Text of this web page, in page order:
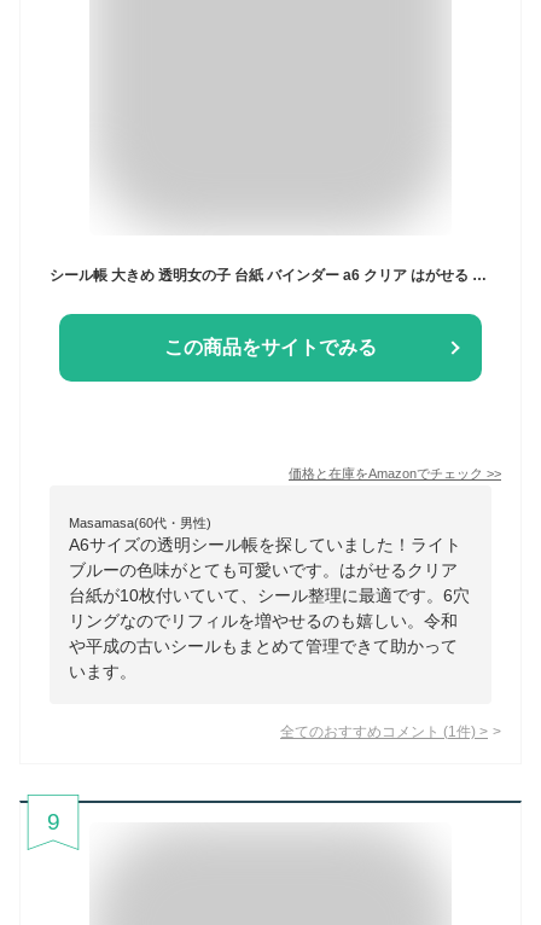
シール帳 大きめ 透明女の子 台紙 バインダー a6 クリア はがせる シール台紙 大きめ シール手帳 令和 平成 シール帳バインダー 6穴リングファイル 18.5cm×13.5cm [透明リフィルシート10枚付] R.D.A. (ライトブルー)
この商品をサイトでみる
価格と在庫をAmazonでチェック >>
Masamasa(60代・男性)
A6サイズの透明シール帳を探していました！ライト
ブルーの色味がとても可愛いです。はがせるクリア
台紙が10枚付いていて、シール整理に最適です。6穴
リングなのでリフィルを増やせるのも嬉しい。令和
や平成の古いシールもまとめて管理できて助かって
います。
全てのおすすめコメント (1 件) >
9